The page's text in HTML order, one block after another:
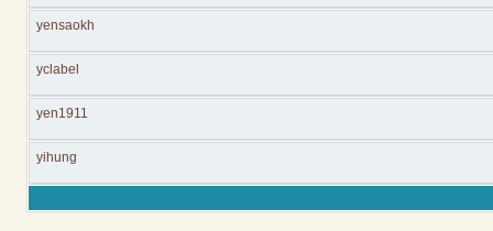
yensaokh
yclabel
yen1911
yihung